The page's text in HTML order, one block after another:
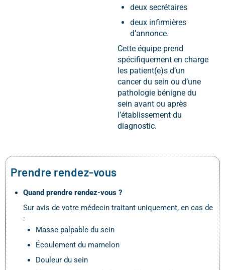
deux secrétaires
deux infirmières
d’annonce.
Cette équipe prend
spécifiquement en charge
les patient(e)s d’un
cancer du sein ou d’une
pathologie bénigne du
sein avant ou après
l’établissement du
diagnostic.
Prendre rendez-vous
Quand prendre rendez-vous ?
Sur avis de votre médecin traitant uniquement, en cas de
:
Masse palpable du sein
Écoulement du mamelon
Douleur du sein